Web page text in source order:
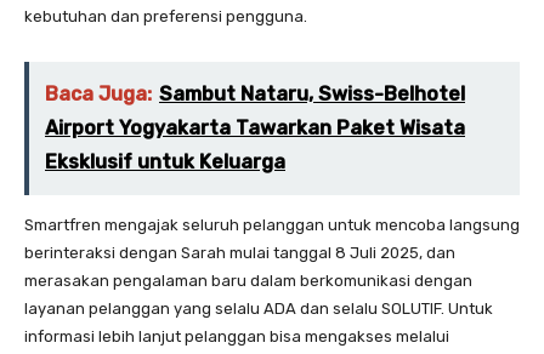
kebutuhan dan preferensi pengguna.
Baca Juga: Sambut Nataru, Swiss-Belhotel
Airport Yogyakarta Tawarkan Paket Wisata
Eksklusif untuk Keluarga
Smartfren mengajak seluruh pelanggan untuk mencoba langsung
berinteraksi dengan Sarah mulai tanggal 8 Juli 2025, dan
merasakan pengalaman baru dalam berkomunikasi dengan
layanan pelanggan yang selalu ADA dan selalu SOLUTIF. Untuk
informasi lebih lanjut pelanggan bisa mengakses melalui